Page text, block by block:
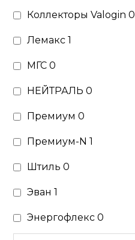
Коллекторы Valogin0
Лемакс1
МГС0
НЕЙТРАЛЬ0
Премиум0
Премиум-N1
Штиль0
Эван1
Энергофлекс0